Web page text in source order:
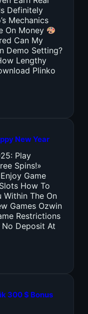
Definitely
Mechanics
On Money
Can My
Demo Setting?
Lengthy
Plinko
New Year
Play
Spins!»
Game
How To
Within The On
Games Ozwin
Restrictions
Deposit At
300 $ Bonus